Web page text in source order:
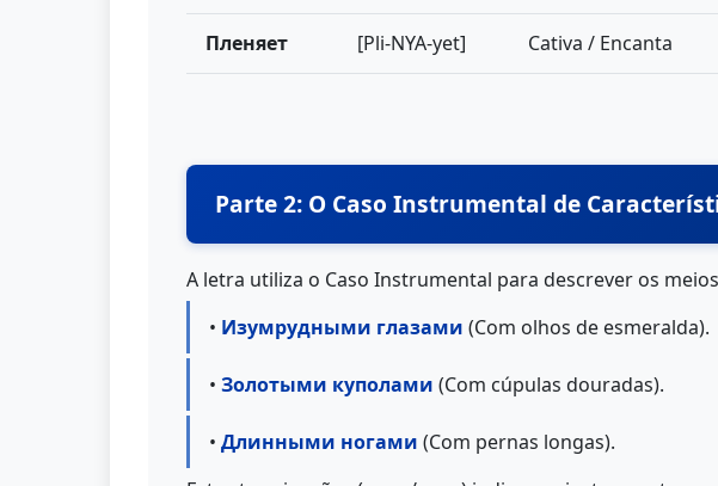
Пленяет [Pli-NYA-yet] Cativa / Encanta
Parte 2: O Caso Instrumental de
A letra utiliza o Caso Instrumental para descrever os
• Изумрудными глазами (Com olhos de esmeralda).
• Золотыми куполами (Com cúpulas douradas).
• Длинными ногами (Com pernas longas).